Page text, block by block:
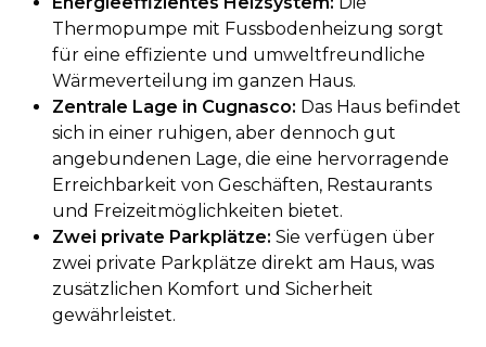
Thermopumpe mit Fussbodenheizung sorgt
für eine effiziente und umweltfreundliche
Wärmeverteilung im ganzen Haus.
Zentrale Lage in Cugnasco: Das Haus befindet
sich in einer ruhigen, aber dennoch gut
angebundenen Lage, die eine hervorragende
Erreichbarkeit von Geschäften, Restaurants
und Freizeitmöglichkeiten bietet.
Zwei private Parkplätze: Sie verfügen über
zwei private Parkplätze direkt am Haus, was
zusätzlichen Komfort und Sicherheit
gewährleistet.